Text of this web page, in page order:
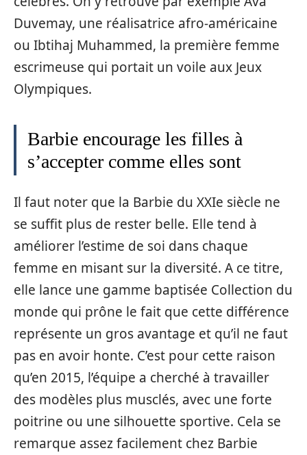
Duvemay, une réalisatrice afro-américaine
ou Ibtihaj Muhammed, la première femme
escrimeuse qui portait un voile aux Jeux
Olympiques.
Barbie encourage les filles à
s’accepter comme elles sont
Il faut noter que la Barbie du XXIe siècle ne
se suffit plus de rester belle. Elle tend à
améliorer l’estime de soi dans chaque
femme en misant sur la diversité. A ce titre,
elle lance une gamme baptisée Collection du
monde qui prône le fait que cette différence
représente un gros avantage et qu’il ne faut
pas en avoir honte. C’est pour cette raison
qu’en 2015, l’équipe a cherché à travailler
des modèles plus musclés, avec une forte
poitrine ou une silhouette sportive. Cela se
remarque assez facilement chez Barbie